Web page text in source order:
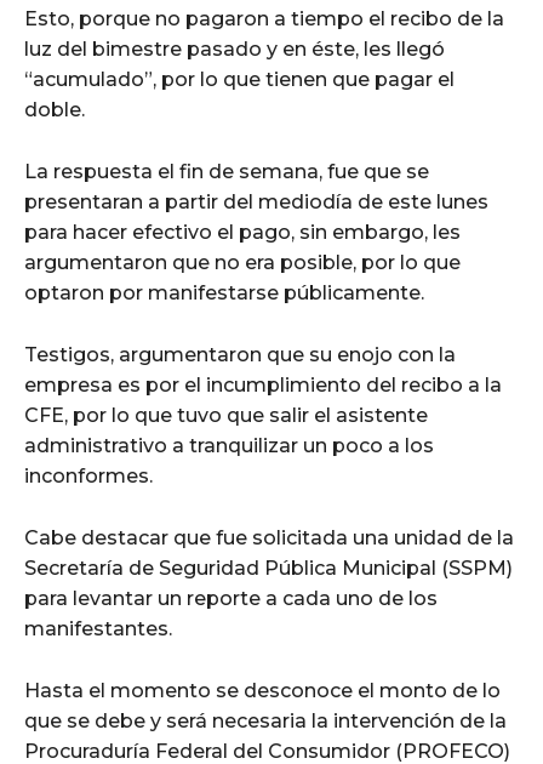
Esto, porque no pagaron a tiempo el recibo de la
luz del bimestre pasado y en éste, les llegó
“acumulado”, por lo que tienen que pagar el
doble.
La respuesta el fin de semana, fue que se
presentaran a partir del mediodía de este lunes
para hacer efectivo el pago, sin embargo, les
argumentaron que no era posible, por lo que
optaron por manifestarse públicamente.
Testigos, argumentaron que su enojo con la
empresa es por el incumplimiento del recibo a la
CFE, por lo que tuvo que salir el asistente
administrativo a tranquilizar un poco a los
inconformes.
Cabe destacar que fue solicitada una unidad de la
Secretaría de Seguridad Pública Municipal (SSPM)
para levantar un reporte a cada uno de los
manifestantes.
Hasta el momento se desconoce el monto de lo
que se debe y será necesaria la intervención de la
Procuraduría Federal del Consumidor (PROFECO)